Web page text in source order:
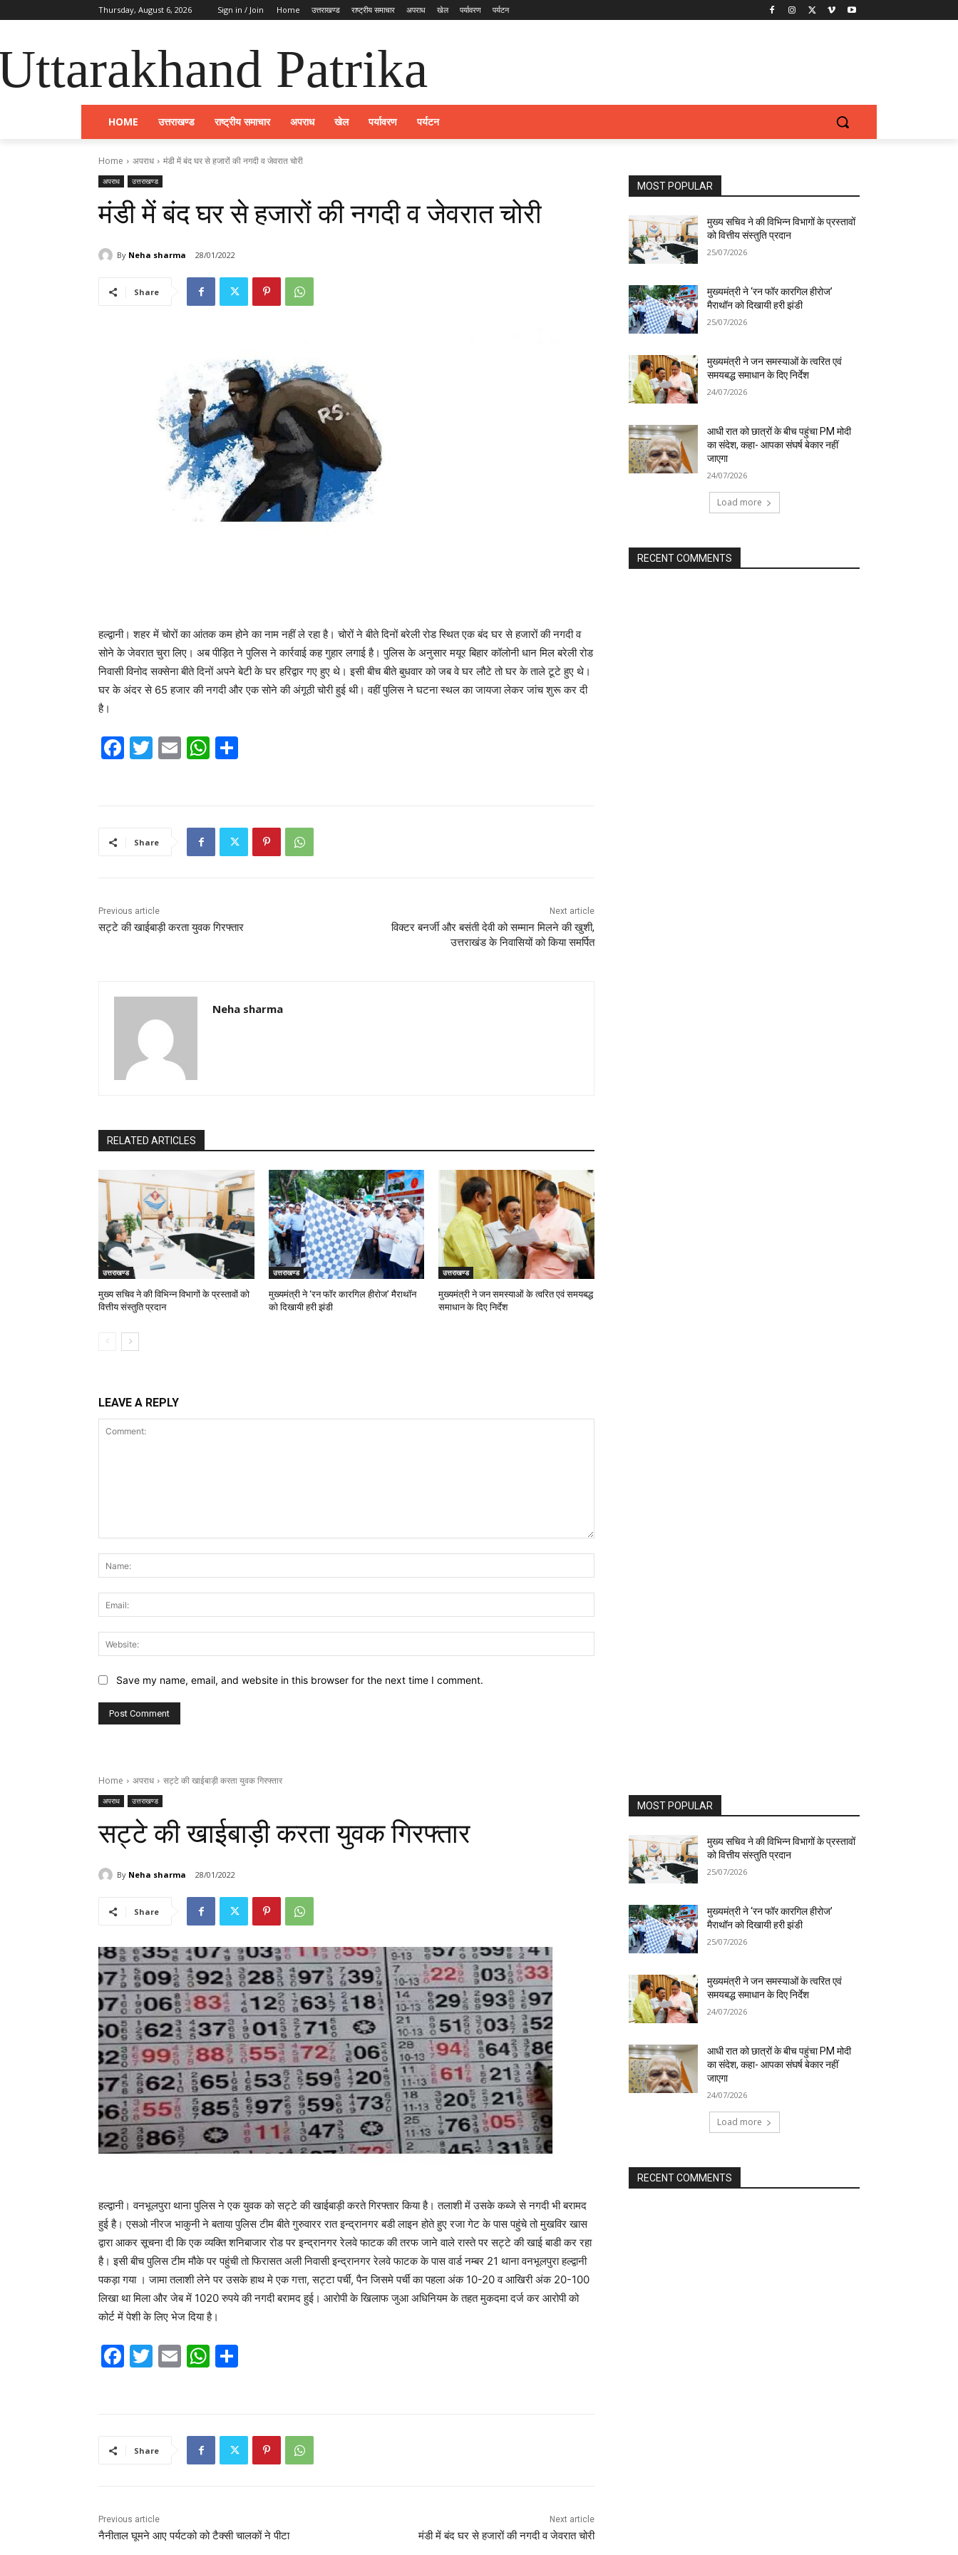
Thursday, August 6, 2026 Sign in / Join Home उत्तराखण्ड राष्ट्रीय समाचार अपराध खेल पर्यावरण पर्यटन
Patrika
HOME उत्तराखण्ड राष्ट्रीय समाचार अपराध खेल पर्यावरण पर्यटन
Home अपराध मंडी में बंद घर से हजारों की नगदी व जेवरात चोरी
अपराध उत्तराखण्ड
मंडी में बंद घर से हजारों की नगदी व जेवरात चोरी
By Neha sharma 28/01/2022
Share
हल्द्वानी। शहर में चोरों का आंतक कम होने का नाम नहीं ले रहा है। चोरों ने बीते दिनों बरेली रोड स्थित एक बंद घर से हजारों की नगदी व
सोने के जेवरात चुरा लिए। अब पीड़ित ने पुलिस ने कार्रवाई कह गुहार लगाई है। पुलिस के अनुसार मयूर बिहार कॉलोनी धान मिल बरेली रोड
निवासी विनोद सक्सेना बीते दिनों अपने बेटी के घर हरिद्वार गए हुए थे। इसी बीच बीते बुधवार को जब वे घर लौटे तो घर के ताले टूटे हुए थे।
घर के अंदर से 65 हजार की नगदी और एक सोने की अंगूठी चोरी हुई थी। वहीं पुलिस ने घटना स्थल का जायजा लेकर जांच शुरू कर दी
है।
F
b
k
T
E
W
A
p
Share
Previous article
सट्टे की खाईबाड़ी करता युवक गिरफ्तार
Next article
विक्टर बनर्जी और बसंती देवी को सम्मान मिलने की खुशी,
उत्तराखंड के निवासियों को किया समर्पित
Neha sharma
RELATED ARTICLES
उत्तराखण्ड
मुख्य सचिव ने की विभिन्न विभागों के प्रस्तावों को
वित्तीय संस्तुति प्रदान
उत्तराखण्ड
मुख्यमंत्री ने ‘रन फॉर कारगिल हीरोज’ मैराथॉन
को दिखायी हरी झंडी
उत्तराखण्ड
मुख्यमंत्री ने जन समस्याओं के त्वरित एवं समयबद्ध
समाधान के दिए निर्देश
LEAVE A REPLY
Save my name, email, and website in this browser for the next time I comment.
MOST POPULAR
मुख्य सचिव ने की विभिन्न विभागों के प्रस्तावों
को वित्तीय संस्तुति प्रदान
25/07/2026
मुख्यमंत्री ने ‘रन फॉर कारगिल हीरोज’
मैराथॉन को दिखायी हरी झंडी
25/07/2026
मुख्यमंत्री ने जन समस्याओं के त्वरित एवं
समयबद्ध समाधान के दिए निर्देश
24/07/2026
आधी रात को छात्रों के बीच पहुंचा PM मोदी
का संदेश, कहा- आपका संघर्ष बेकार नहीं
जाएगा
24/07/2026
Load more
RECENT COMMENTS